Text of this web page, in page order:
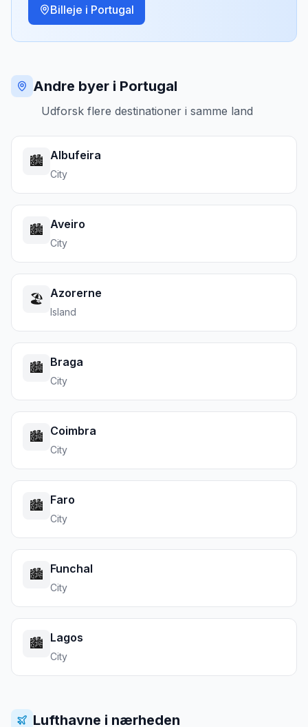
Billeje i Portugal
Andre byer i Portugal
Udforsk flere destinationer i samme land
🏙️ Albufeira
City
🏙️ Aveiro
City
🏖️ Azorerne
Island
🏙️ Braga
City
🏙️ Coimbra
City
🏙️ Faro
City
🏙️ Funchal
City
🏙️ Lagos
City
Lufthavne i nærheden